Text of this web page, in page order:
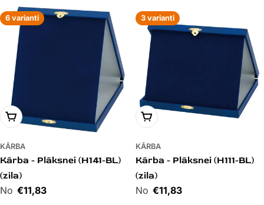
6 varianti
PIEVIENOT GROZAM
KĀRBA
Kārba - Plāksnei (H141-BL)
(zila)
Cena€11,83
3 varianti
PIEVIENOT GROZAM
KĀRBA
Kārba - Plāksnei (H111-BL)
(zila)
Cena€11,83